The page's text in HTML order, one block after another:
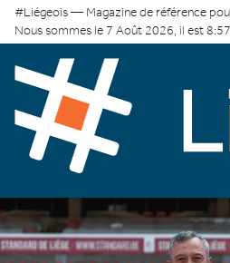
#Liégeois — Magazine de référence
Nous sommes le 7 Août 2026, il est